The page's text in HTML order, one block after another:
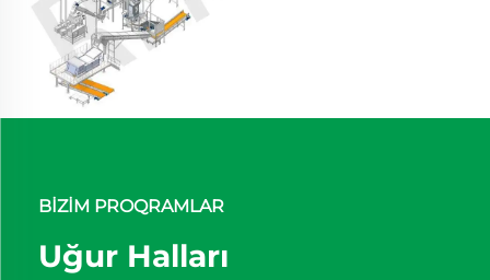
BIZIM PROQRAMLAR
Uğur Halları